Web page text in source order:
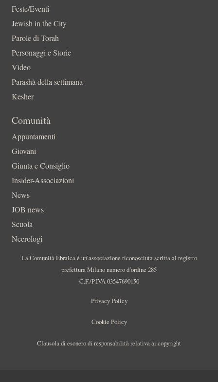
Feste/Eventi
Jewish in the City
Parole di Torah
Personaggi e Storie
Video
Parashà della settimana
Kesher
Comunità
Appuntamenti
Giovani
Giunta e Consiglio
Insider-Associazioni
News
JOB news
Scuola
Necrologi
La Comunità Ebraica è un’associazione riconosciuta scritta al registro
prefettura Milano numero d’ordine 285
C.F./P.IVA 03547690150
Privacy Policy
Cookie Policy
Clausola di esonero di responsabilità relativa ai copyright